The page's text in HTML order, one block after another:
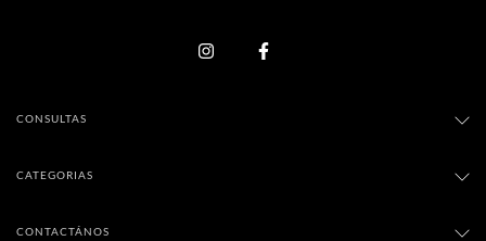
CONSULTAS
CATEGORIAS
CONTACTÁNOS